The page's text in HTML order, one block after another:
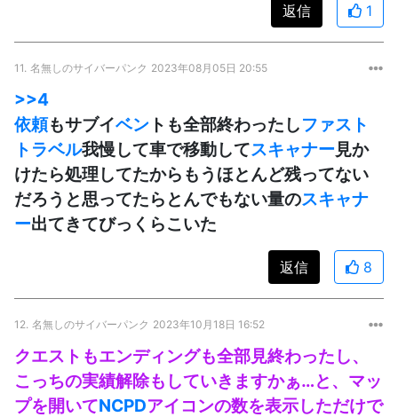
返信 1
11. 名無しのサイバーパンク 2023年08月05日 20:55
>>4
依頼もサブイベン トも全部終わったしファスト
トラベル我慢して車で移動してスキャナー見か
けたら処理してたからもうほとんど残ってない
だろうと思ってたらとんでもない量のスキャナ
ー出てきてびっくらこいた
返信 8
12. 名無しのサイバーパンク 2023年10月18日 16:52
クエストもエンディングも全部見終わったし、
こっちの実績解除もしていきますかぁ…と、マッ
プを開いてNCPDアイコンの数を表示しただけで